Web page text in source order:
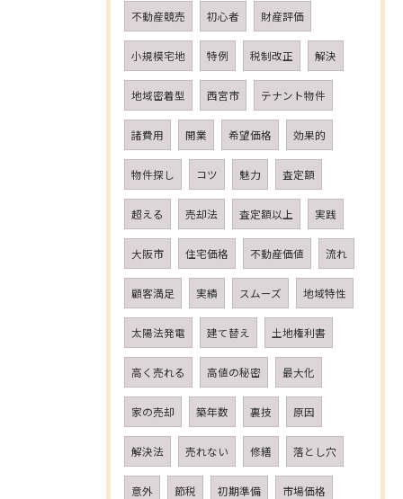
不動産競売 初心者 財産評価
小規模宅地 特例 税制改正 解決
地域密着型 西宮市 テナント物件
諸費用 開業 希望価格 効果的
物件探し コツ 魅力 査定額
超える 売却法 査定額以上 実践
大阪市 住宅価格 不動産価値 流れ
顧客満足 実績 スムーズ 地域特性
太陽法発電 建て替え 土地権利書
高く売れる 高値の秘密 最大化
家の売却 築年数 裏技 原因
解決法 売れない 修繕 落とし穴
意外 節税 初期準備 市場価格